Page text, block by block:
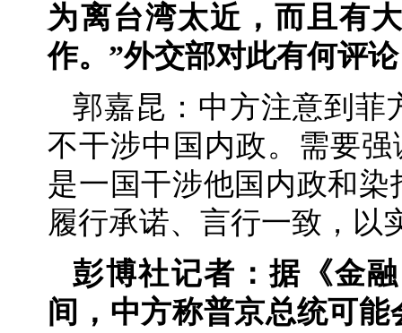
为离台湾太近，而且有
作。”外交部对此有何评
郭嘉昆：中方注意到菲
不干涉中国内政。需要强
是一国干涉他国内政和
履行承诺、言行一致，以
彭博社记者：据《金
间，中方称普京总统可